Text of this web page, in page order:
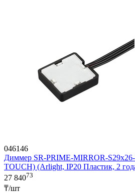
046146
Диммер SR-PRIME-MIRROR-
TOUCH) (Arlight, IP20 Пластик, 2
27 84073
₸/шт